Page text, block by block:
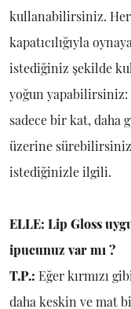
kullanabilirsiniz.
kapatıcılığıyla
istediğiniz şekilde
yoğun
sadece bir kat, daha
üzerine
istediğinizle ilgili.­
ELLE: Lip Gloss
ipucunuz var mı ?
T.P.: Eğer kırmızı
daha keskin ve mat